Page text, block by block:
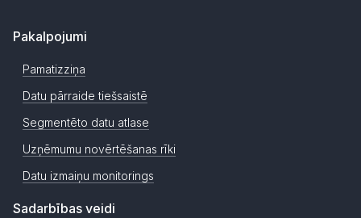
Pakalpojumi
Pamatizziņa
Datu pārraide tiešsaistē
Segmentēto datu atlase
Uzņēmumu novērtēšanas rīki
Datu izmaiņu monitorings
Sadarbības veidi